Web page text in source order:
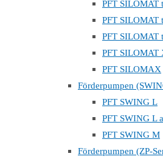
PFT SILOMAT
PFT SILOMAT
PFT SILOMAT
PFT SILOMAT
PFT SILOMAX
Förderpumpen
PFT SWING L
PFT SWING L
PFT SWING M
Förderpumpen (ZP-